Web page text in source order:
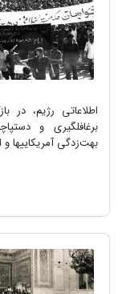
برغافلگیری و
بهت‌زدگی آمریکاییها و